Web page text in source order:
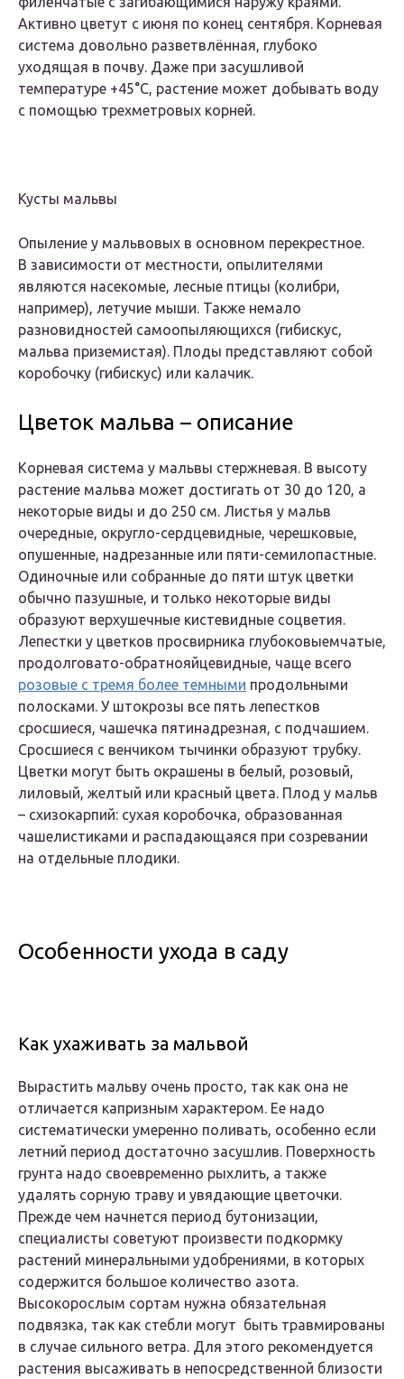
Активно цветут с июня по конец сентября. Корневая
система довольно разветвлённая, глубоко
уходящая в почву. Даже при засушливой
температуре +45°С, растение может добывать воду
с помощью трехметровых корней.
Кусты мальвы
Опыление у мальвовых в основном перекрестное.
В зависимости от местности, опылителями
являются насекомые, лесные птицы (колибри,
например), летучие мыши. Также немало
разновидностей самоопыляющихся (гибискус,
мальва приземистая). Плоды представляют собой
коробочку (гибискус) или калачик.
Цветок мальва – описание
Корневая система у мальвы стержневая. В высоту
растение мальва может достигать от 30 до 120, а
некоторые виды и до 250 см. Листья у мальв
очередные, округло-сердцевидные, черешковые,
опушенные, надрезанные или пяти-семилопастные.
Одиночные или собранные до пяти штук цветки
обычно пазушные, и только некоторые виды
образуют верхушечные кистевидные соцветия.
Лепестки у цветков просвирника глубоковыемчатые,
продолговато-обратнояйцевидные, чаще всего
розовые с тремя более темными продольными
полосками. У штокрозы все пять лепестков
сросшиеся, чашечка пятинадрезная, с подчашием.
Сросшиеся с венчиком тычинки образуют трубку.
Цветки могут быть окрашены в белый, розовый,
лиловый, желтый или красный цвета. Плод у мальв
– схизокарпий: сухая коробочка, образованная
чашелистиками и распадающаяся при созревании
на отдельные плодики.
Особенности ухода в саду
Как ухаживать за мальвой
Вырастить мальву очень просто, так как она не
отличается капризным характером. Ее надо
систематически умеренно поливать, особенно если
летний период достаточно засушлив. Поверхность
грунта надо своевременно рыхлить, а также
удалять сорную траву и увядающие цветочки.
Прежде чем начнется период бутонизации,
специалисты советуют произвести подкормку
растений минеральными удобрениями, в которых
содержится большое количество азота.
Высокорослым сортам нужна обязательная
подвязка, так как стебли могут быть травмированы
в случае сильного ветра. Для этого рекомендуется
растения высаживать в непосредственной близости